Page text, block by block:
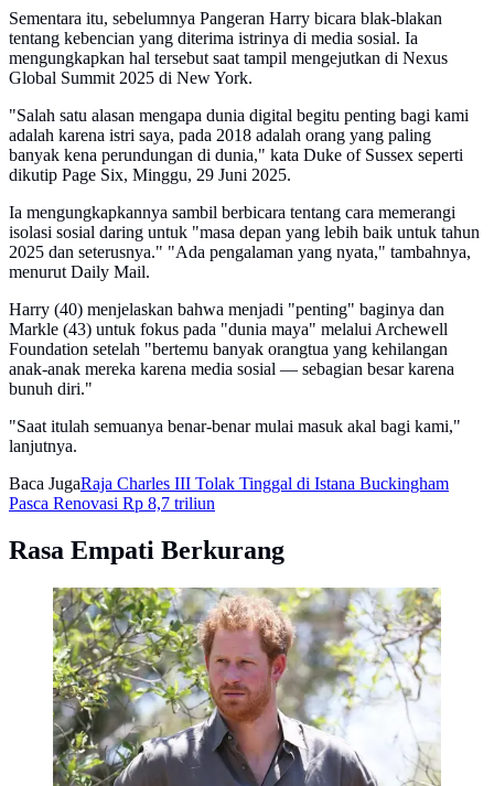
Sementara itu, sebelumnya Pangeran Harry bicara blak-blakan
tentang kebencian yang diterima istrinya di media sosial. Ia
mengungkapkan hal tersebut saat tampil mengejutkan di Nexus
Global Summit 2025 di New York.
"Salah satu alasan mengapa dunia digital begitu penting bagi kami
adalah karena istri saya, pada 2018 adalah orang yang paling
banyak kena perundungan di dunia," kata Duke of Sussex seperti
dikutip Page Six, Minggu, 29 Juni 2025.
Ia mengungkapkannya sambil berbicara tentang cara memerangi
isolasi sosial daring untuk "masa depan yang lebih baik untuk tahun
2025 dan seterusnya." "Ada pengalaman yang nyata," tambahnya,
menurut Daily Mail.
Harry (40) menjelaskan bahwa menjadi "penting" baginya dan
Markle (43) untuk fokus pada "dunia maya" melalui Archewell
Foundation setelah "bertemu banyak orangtua yang kehilangan
anak-anak mereka karena media sosial — sebagian besar karena
bunuh diri."
"Saat itulah semuanya benar-benar mulai masuk akal bagi kami,"
lanjutnya.
Baca JugaRaja Charles III Tolak Tinggal di Istana Buckingham
Pasca Renovasi Rp 8,7 triliun
Rasa Empati Berkurang